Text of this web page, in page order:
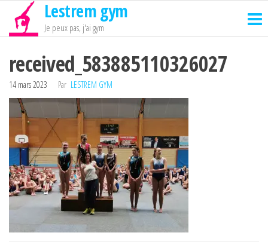
Passer
contenu
Lestrem gym
Je peux pas, j'ai gym
received_583885110326027
14 mars 2023 Par LESTREM GYM